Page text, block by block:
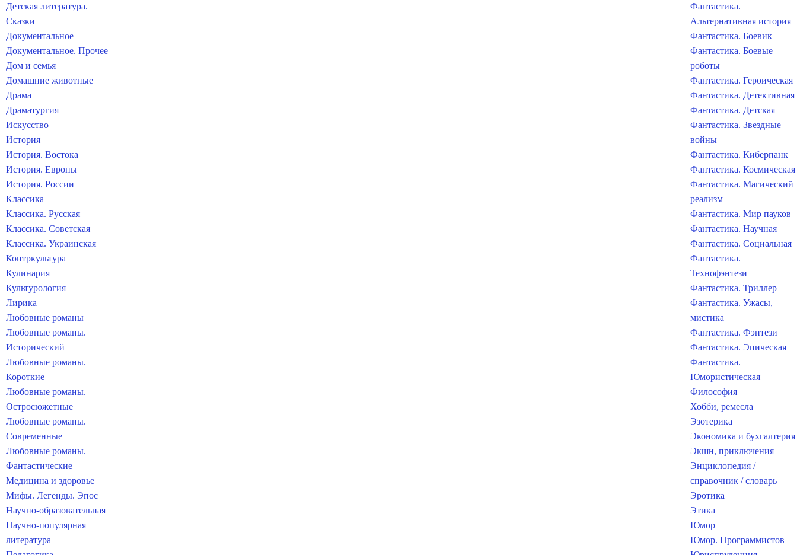
Детская литература.
Сказки
Документальное
Документальное. Прочее
Дом и семья
Домашние животные
Драма
Драматургия
Искусство
История
История. Востока
История. Европы
История. России
Классика
Классика. Русская
Классика. Советская
Классика. Украинская
Контркультура
Кулинария
Культурология
Лирика
Любовные романы
Любовные романы.
Исторический
Любовные романы.
Короткие
Любовные романы.
Остросюжетные
Любовные романы.
Современные
Любовные романы.
Фантастические
Медицина и здоровье
Мифы. Легенды. Эпос
Научно-образовательная
Научно-популярная
литература
Фантастика.
Альтернативная история
Фантастика. Боевик
Фантастика. Боевые
роботы
Фантастика. Героическая
Фантастика. Детективная
Фантастика. Детская
Фантастика. Звездные
войны
Фантастика. Киберпанк
Фантастика. Космическая
Фантастика. Магический
реализм
Фантастика. Мир пауков
Фантастика. Научная
Фантастика. Социальная
Фантастика.
Технофэнтези
Фантастика. Триллер
Фантастика. Ужасы,
мистика
Фантастика. Фэнтези
Фантастика. Эпическая
Фантастика.
Юмористическая
Философия
Хобби, ремесла
Эзотерика
Экономика и бухгалтерия
Экшн, приключения
Энциклопедия /
справочник / словарь
Эротика
Этика
Юмор
Юмор. Программистов